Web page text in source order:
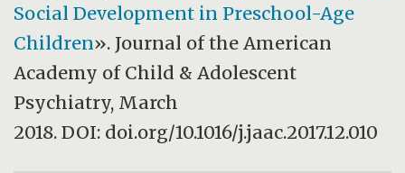
Social Development in Preschool-Age
Children». Journal of the American
Academy of Child & Adolescent
Psychiatry, March
2018. DOI: doi.org/10.1016/j.jaac.2017.12.010